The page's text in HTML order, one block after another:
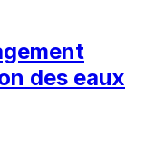
des eaux